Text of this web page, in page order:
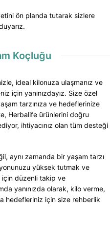
ön planda tutarak sizlere
Koçluğu
ideal kilonuza ulaşmanız ve
için yanınızdayız. Size özel
tarzınıza ve hedeflerinize
Herbalife ürünlerini doğru
ihtiyacınız olan tüm desteği
aynı zamanda bir yaşam tarzı
yüksek tutmak ve
için düzenli takip ve
yanınızda olarak, kilo verme,
hedefleriniz için size rehberlik